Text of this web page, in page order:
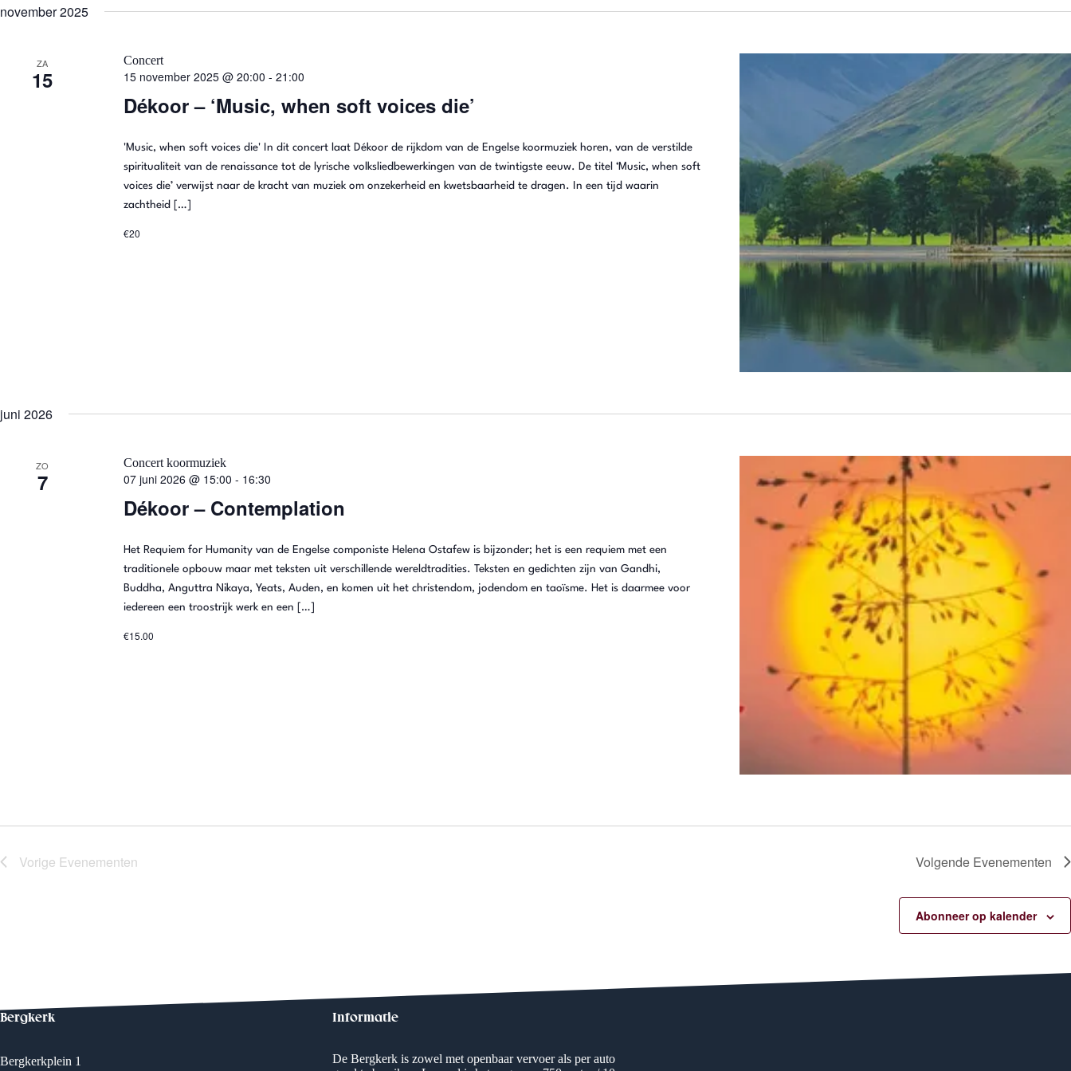
l
e
e
e
e
d
t
u
m
.
november 2025
ZA
15 15 november 2025 @ 20:00 - 21:00
Dékoor – ‘Music, when soft voices die’
Concert
'Music, when soft voices die' In dit concert laat Dékoor de rijkdom van de Engelse koormuziek horen, van de verstilde
spiritualiteit van de renaissance tot de lyrische volksliedbewerkingen van de twintigste eeuw. De titel ‘Music, when soft
voices die’ verwijst naar de kracht van muziek om onzekerheid en kwetsbaarheid te dragen. In een tijd waarin
zachtheid […]
€20
juni 2026
ZO
7 07 juni 2026 @ 15:00 - 16:30
Dékoor – Contemplation
Concert koormuziek
Het Requiem for Humanity van de Engelse componiste Helena Ostafew is bijzonder; het is een requiem met een
traditionele opbouw maar met teksten uit verschillende wereldtradities. Teksten en gedichten zijn van Gandhi,
Buddha, Anguttra Nikaya, Yeats, Auden, en komen uit het christendom, jodendom en taoïsme. Het is daarmee voor
iedereen een troostrijk werk en een […]
€15.00
Vorige Evenementen Volgende Evenementen
Abonneer op kalender
Bergkerk
Bergkerkplein 1
Informatie
De Bergkerk is zowel met openbaar vervoer als per auto